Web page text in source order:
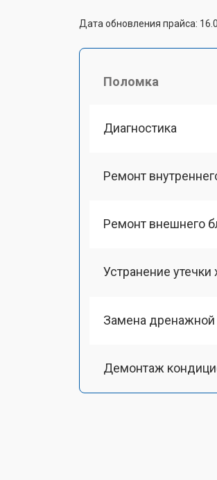
Дата обновления прайса:
Поломка
Диагностика
Ремонт
Ремонт внешнего
Устранение утечки
Замена
Демонтаж